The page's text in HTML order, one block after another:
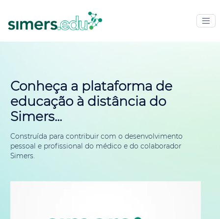
Conheça a plataforma de
educação à distância do
Simers...
Construída para contribuir com o desenvolvimento
pessoal e profissional do médico e do colaborador
Simers.